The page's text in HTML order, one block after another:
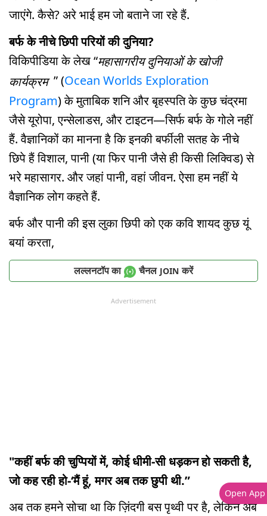
जाएंगे. कैसे? अरे भाई हम जो बताने जा रहे हैं.
बर्फ के नीचे छिपी परियों की दुनिया?
विकिपीडिया के लेख “महासागरीय दुनियाओं के खोजी
कार्यक्रम ” (Ocean Worlds Exploration
Program) के मुताबिक शनि और बृहस्पति के कुछ चंद्रमा
जैसे यूरोपा, एन्सेलाडस, और टाइटन—सिर्फ बर्फ के गोले नहीं
हैं. वैज्ञानिकों का मानना है कि इनकी बर्फीली सतह के नीचे
छिपे हैं विशाल, पानी (या फिर पानी जैसे ही किसी लिक्विड) से
भरे महासागर. और जहां पानी, वहां जीवन. ऐसा हम नहीं ये
वैज्ञानिक लोग कहते हैं.
बर्फ और पानी की इस लुका छिपी को एक कवि शायद कुछ यूं
बयां करता,
लल्लनटॉप का चैनल JOIN करें
Advertisement
"कहीं बर्फ की चुप्पियों में, कोई धीमी-सी धड़कन हो सकती है,
जो कह रही हो-‘मैं हूं, मगर अब तक छुपी थी.”
अब तक हमने सोचा था कि ज़िंदगी बस पृथ्वी पर है, लेकिन अब
Open App